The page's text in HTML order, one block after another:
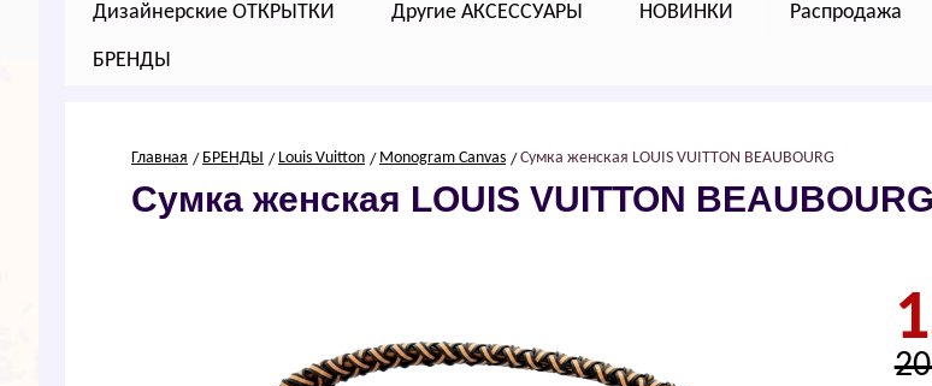
Дизайнерские ОТКРЫТКИ Другие АКСЕССУАРЫ НОВИНКИ Распродажа
БРЕНДЫ
Главная БРЕНДЫ Louis Vuitton Моnоgrаm Cаnvаs Сумка женская LОUIS VUIТТОN BЕАUBОURG
Сумка женская LОUIS VUIТТОN BЕАUBОURG